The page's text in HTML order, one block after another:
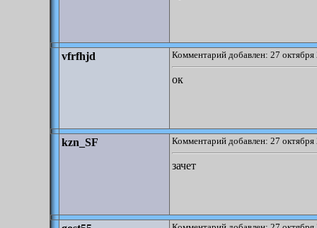
vfrfhjd Комментарий добавлен: 27
ок
kzn_SF Комментарий добавлен: 27
зачет